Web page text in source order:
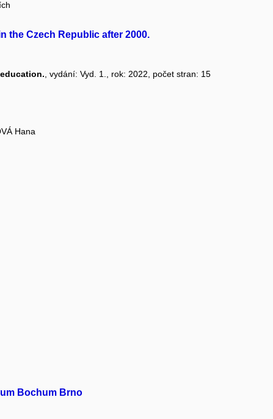
the Czech Republic after 2000.
, vydání: Vyd. 1., rok: 2022, počet stran: 15
Hana
Bochum Brno